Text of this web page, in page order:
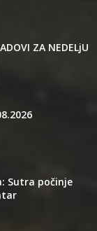
ZA NEDELjU
Sutra počinje